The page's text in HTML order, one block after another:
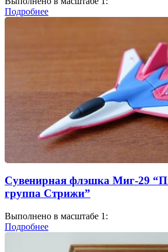
Подробнее
Сувенирная флэшка Миг-29
группа Стрижи”
Выполнено в масштабе 1:
Подробнее